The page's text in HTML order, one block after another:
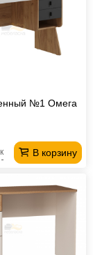
№1 Омега
В корзину